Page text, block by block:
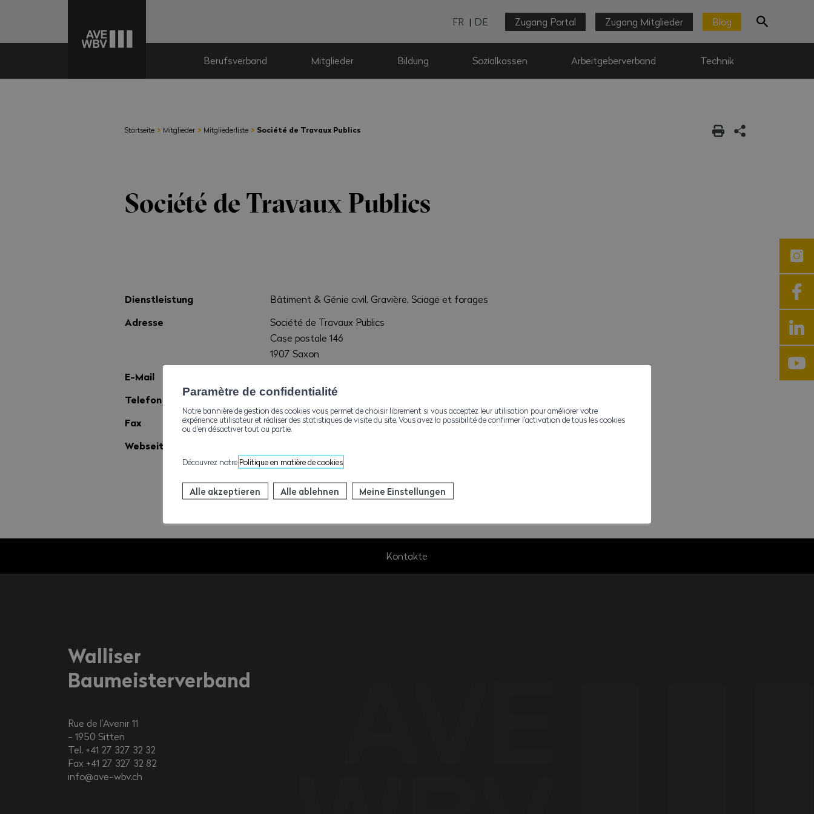
FR DE Zugang Portal Zugang Mitglieder Blog
Berufsverband Mitglieder Bildung Sozialkassen Arbeitgeberverband Technik
Startseite › Mitglieder › Mitgliederliste › Société de Travaux Publics
Société de Travaux Publics
Dienstleistung Bâtiment & Génie civil, Gravière, Sciage et forages
Adresse
Société de Travaux Publics
Case postale 146
1907 Saxon
E-Mail
Telefon +41273462127
Fax +41273466254
Webseite
Kontakte
Walliser
Baumeisterverband
Rue de l’Avenir 11
1950 Sitten
Tel. +41 27 327 32 32
Fax +41 27 327 32 82
info@ave-wbv.ch
Paramètre de confidentialité
Notre bannière de gestion des cookies vous permet de choisir librement si vous acceptez leur utilisation pour améliorer votre
expérience utilisateur et réaliser des statistiques de visite du site. Vous avez la possibilité de confirmer l’activation de tous les cookies
ou d’en désactiver tout ou partie.
Découvrez notre Politique en matière de cookies
Alle akzeptieren Alle ablehnen Meine Einstellungen